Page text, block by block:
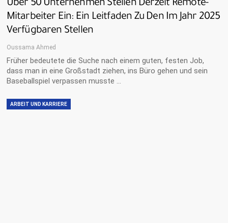
Über 50 Unternehmen Stellen Derzeit Remote-
Mitarbeiter Ein: Ein Leitfaden Zu Den Im Jahr 2025
Verfügbaren Stellen
Oussama Ahmed
Früher bedeutete die Suche nach einem guten, festen Job,
dass man in eine Großstadt ziehen, ins Büro gehen und sein
Baseballspiel verpassen musste …
ARBEIT UND KARRIERE